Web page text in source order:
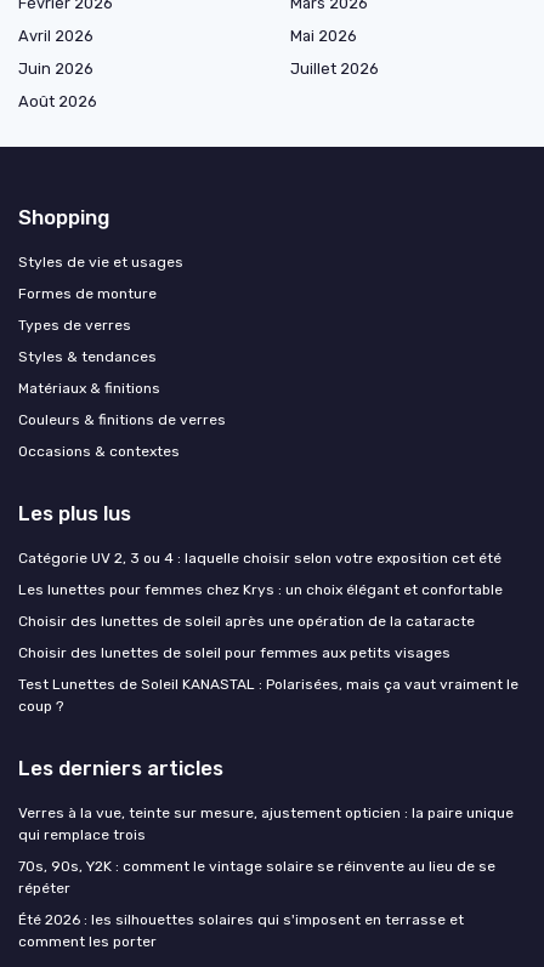
Avril 2026
Mai 2026
Juin 2026
Juillet 2026
Août 2026
Shopping
Styles de vie et usages
Formes de monture
Types de verres
Styles & tendances
Matériaux & finitions
Couleurs & finitions de verres
Occasions & contextes
Les plus lus
Catégorie UV 2, 3 ou 4 : laquelle choisir selon votre exposition cet été
Les lunettes pour femmes chez Krys : un choix élégant et confortable
Choisir des lunettes de soleil après une opération de la cataracte
Choisir des lunettes de soleil pour femmes aux petits visages
Test Lunettes de Soleil KANASTAL : Polarisées, mais ça vaut vraiment le
coup ?
Les derniers articles
Verres à la vue, teinte sur mesure, ajustement opticien : la paire unique
qui remplace trois
70s, 90s, Y2K : comment le vintage solaire se réinvente au lieu de se
répéter
Été 2026 : les silhouettes solaires qui s'imposent en terrasse et
comment les porter